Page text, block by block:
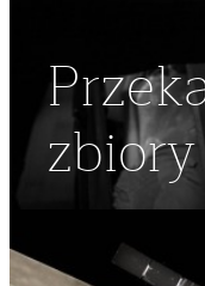
zbiory